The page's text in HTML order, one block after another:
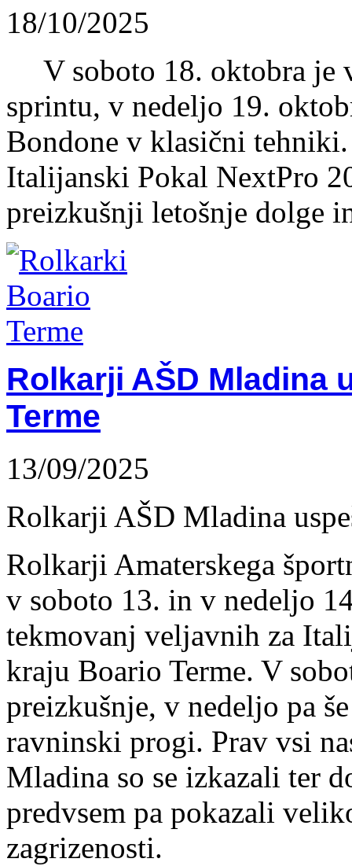
18/10/2025
V soboto 18. oktobra je
sprintu, v nedeljo 19.
Bondone v klasični
Italijanski Pokal NextPro
preizkušnji letošnje dolge
Rolkarji AŠD Mladina
Terme
13/09/2025
Rolkarji AŠD Mladina
Rolkarji Amaterskega
v soboto 13. in v nedeljo
tekmovanj veljavnih za
kraju Boario Terme. V
preizkušnje, v nedeljo pa
ravninski progi. Prav vsi
Mladina so se izkazali ter
predvsem pa pokazali
zagrizenosti.